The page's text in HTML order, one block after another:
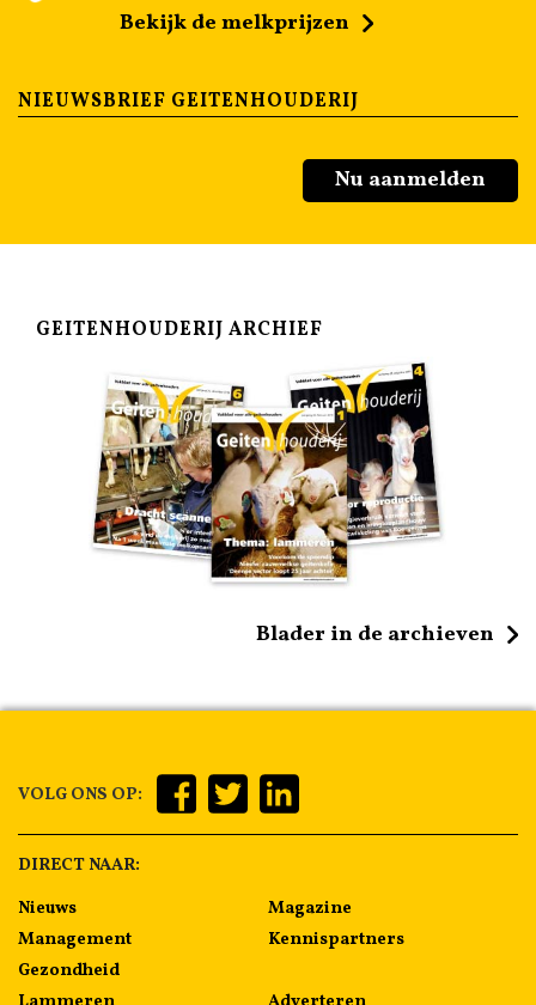
Bekijk de melkprijzen
NIEUWSBRIEF GEITENHOUDERIJ
Nu aanmelden
GEITENHOUDERIJ ARCHIEF
Blader in de archieven
VOLG ONS OP:
DIRECT NAAR:
Nieuws
Management
Gezondheid
Magazine
Kennispartners